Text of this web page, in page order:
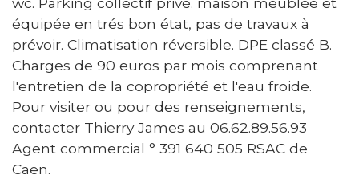
équipée en trés bon état, pas de travaux à
prévoir. Climatisation réversible. DPE classé B.
Charges de 90 euros par mois comprenant
l'entretien de la copropriété et l'eau froide.
Pour visiter ou pour des renseignements,
contacter Thierry James au 06.62.89.56.93
Agent commercial ° 391 640 505 RSAC de
Caen.